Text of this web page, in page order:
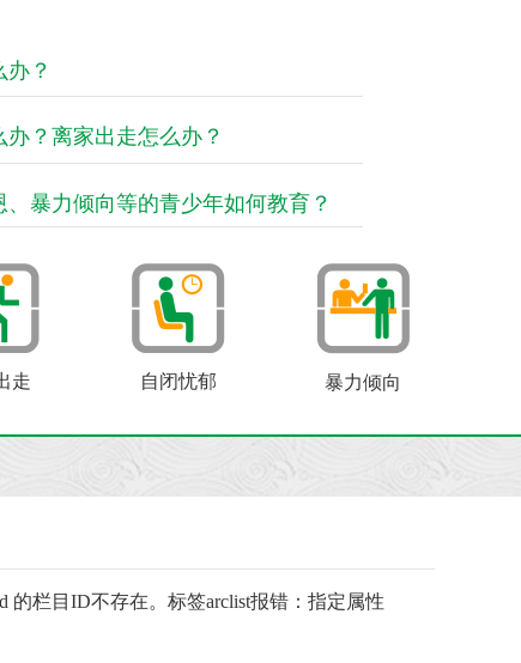
？
？离家出走怎么办？
暴力倾向等的青少年如何教育？
走 自闭忧郁 暴力倾向
的栏目ID不存在。标签arclist报错：指定属性